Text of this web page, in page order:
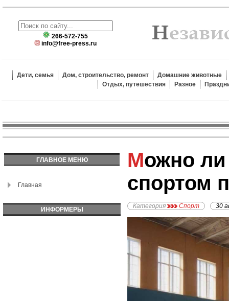
266-572-755
info@free-press.ru
Дети, семья Дом, строительство, ремонт
Домашние животные
Отдых, путешествия
Разное
ГЛАВНОЕ МЕНЮ
Главная
ИНФОРМЕРЫ
Можно ли заниматься
спортом
Категория Спорт 30